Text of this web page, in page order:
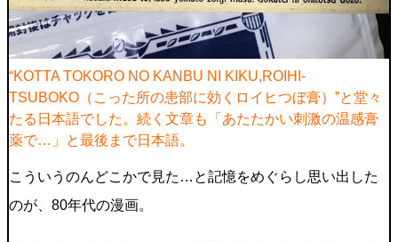
“KOTTA TOKORO NO KANBU NI KIKU,ROIHI-
TSUBOKO（こった所の患部に効くロイヒつぼ膏）”と堂々
たる日本語でした。続く文章も「あたたかい刺激の温感膏
薬で…」と最後まで日本語。
こういうのんどこかで見た…と記憶をめぐらし思い出した
のが、80年代の漫画。